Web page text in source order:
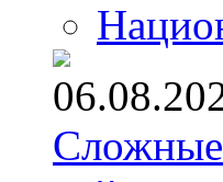
Сложные